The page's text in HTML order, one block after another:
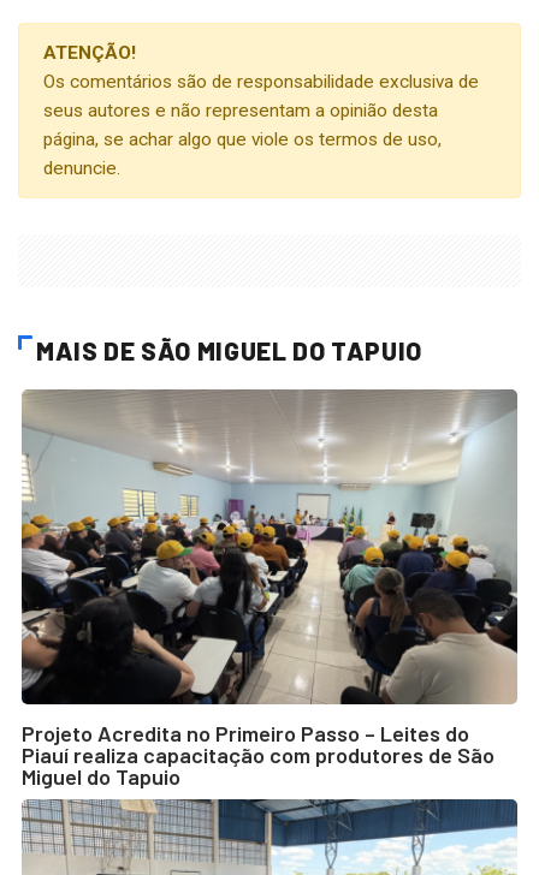
ATENÇÃO!
Os comentários são de responsabilidade exclusiva de
seus autores e não representam a opinião desta
página, se achar algo que viole os termos de uso,
denuncie.
MAIS DE SÃO MIGUEL DO TAPUIO
Projeto Acredita no Primeiro Passo – Leites do
Piauí realiza capacitação com produtores de São
Miguel do Tapuio